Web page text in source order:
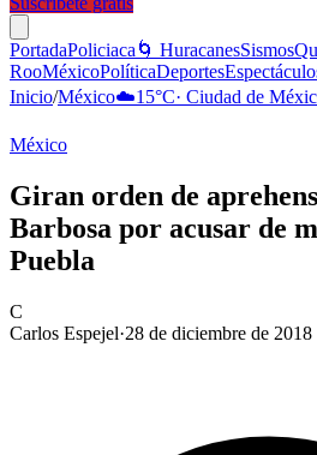
PortadaPoliciaca 🌀 HuracanesSismos
RooMéxicoPolíticaDeportes
Inicio/México☁️15°C· Ciudad de
México
Giran orden de
Barbosa por acusar de
Puebla
C
Carlos Espejel·28 de diciembre de 2018